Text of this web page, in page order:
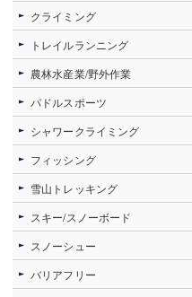
クライミング
トレイルランニング
農林水産業/野外作業
パドルスポーツ
シャワークライミング
フィッシング
雪山トレッキング
スキー/スノーボード
スノーシュー
バリアフリー